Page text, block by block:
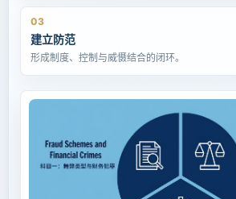
03
建立防范
形成制度、控制与威慑结合的闭环。